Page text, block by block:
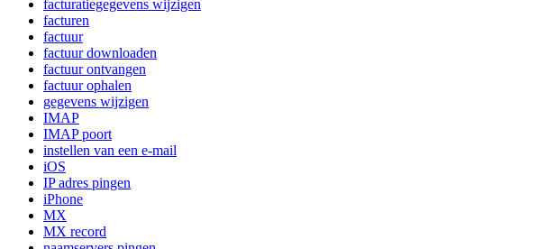
facturatiegegevens wijzigen
facturen
factuur
factuur downloaden
factuur ontvangen
factuur ophalen
gegevens wijzigen
IMAP
IMAP poort
instellen van een e-mail
iOS
IP adres pingen
iPhone
MX
MX record